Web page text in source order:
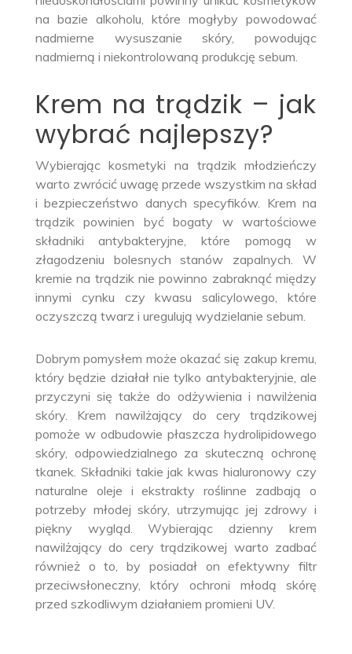
na bazie alkoholu, które mogłyby powodować
nadmierne wysuszanie skóry, powodując
nadmierną i niekontrolowaną produkcję sebum.
Krem na trądzik – jak
wybrać najlepszy?
Wybierając kosmetyki na trądzik młodzieńczy
warto zwrócić uwagę przede wszystkim na skład
i bezpieczeństwo danych specyfików. Krem na
trądzik powinien być bogaty w wartościowe
składniki antybakteryjne, które pomogą w
złagodzeniu bolesnych stanów zapalnych. W
kremie na trądzik nie powinno zabraknąć między
innymi cynku czy kwasu salicylowego, które
oczyszczą twarz i uregulują wydzielanie sebum.
Dobrym pomysłem może okazać się zakup kremu,
który będzie działał nie tylko antybakteryjnie, ale
przyczyni się także do odżywienia i nawilżenia
skóry. Krem nawilżający do cery trądzikowej
pomoże w odbudowie płaszcza hydrolipidowego
skóry, odpowiedzialnego za skuteczną ochronę
tkanek. Składniki takie jak kwas hialuronowy czy
naturalne oleje i ekstrakty roślinne zadbają o
potrzeby młodej skóry, utrzymując jej zdrowy i
piękny wygląd. Wybierając dzienny krem
nawilżający do cery trądzikowej warto zadbać
również o to, by posiadał on efektywny filtr
przeciwsłoneczny, który ochroni młodą skórę
przed szkodliwym działaniem promieni UV.